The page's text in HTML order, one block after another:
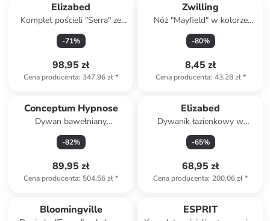
Elizabed
Komplet pościeli "Serra" ze
wzorem
-71%
98,95 zł
Cena producenta: 347,96 zł*
Zwilling
Nóż "Mayfield" w kolorze
srebrnym - dł. 9 cm
-80%
8,45 zł
Cena producenta: 43,28 zł*
Conceptum Hypnose
Dywan bawełniany
''Woopamuk336'' w kolorze
granatowym
-82%
89,95 zł
Cena producenta: 504,56 zł*
Elizabed
Dywanik łazienkowy w
kolorze szarym ze wzorem
-65%
68,95 zł
Cena producenta: 200,06 zł*
Bloomingville ESPRIT